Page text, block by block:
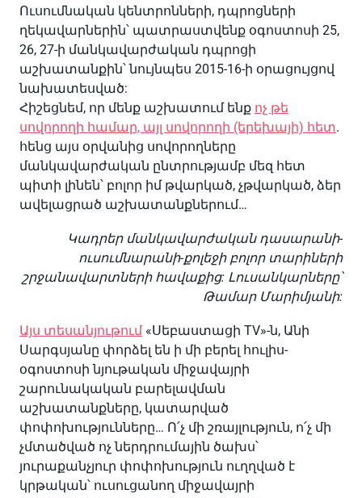
Ուսումնական կենտրոնների, դպրոցների
ղեկավարներին՝ պատրաստվենք օգոստոսի 25,
26, 27-ի մանկավարժական դպրոցի
աշխատանքին՝ նույնպես 2015-16-ի օրացույցով
նախատեսված:
Հիշեցնեմ, որ մենք աշխատում ենք ոչ թե
սովորողի համար, այլ սովորողի (երեխայի) հետ.
հենց այս օրվանից սովորողները
մանկավարժական ընտրությամբ մեզ հետ
պիտի լինեն՝ բոլոր իմ թվարկած, չթվարկած, ձեր
ավելացրած աշխատանքներում…
Կադրեր մանկավարժական դասարանի-
ուսումնարանի-քոլեջի բոլոր տարիների
շրջանավարտների հավաքից: Լուսանկարները՝
Թամար Մարիմյանի:
Այս տեսանյութում«Սեբաստացի TV»-ն, Անի
Սարգսյանը փորձել են ի մի բերել հուլիս-
օգոստոսի նյութական միջավայրի
շարունակական բարելավման
աշխատանքները, կատարված
փոփոխությունները… Ո՛չ մի շռայլություն, ո՛չ մի
չմտածված ոչ ներդրումային ծախս՝
յուրաքանչյուր փոփոխություն ուղղված է
կրթական՝ ուսուցանող միջավայրի